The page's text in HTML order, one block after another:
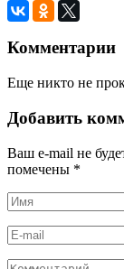
Комментарии
Еще никто не
Добавить
Ваш e-mail не
помечены *